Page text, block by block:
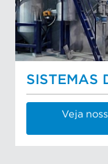
SISTEMAS
Veja